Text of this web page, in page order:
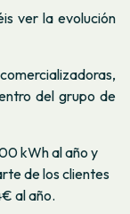
ver la evolución
del grupo de
kWh al año y
de los clientes
al año.